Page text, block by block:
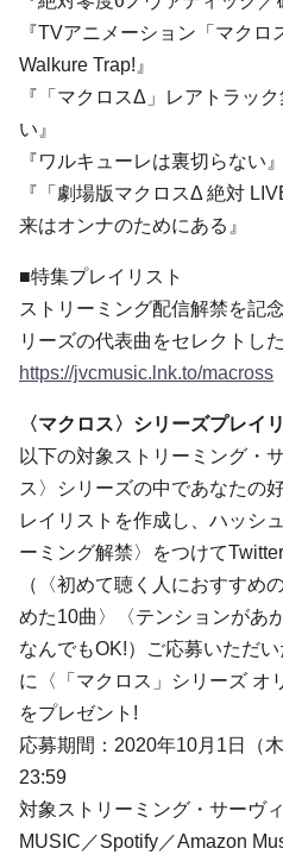
『TVアニメーション「マク
Walkure Trap!』
『「マクロスΔ」レアトラッ
い』
『ワルキューレは裏切らない』
『「劇場版マクロスΔ 絶対
来はオンナのためにある』
■特集プレイリスト
ストリーミング配信解禁を記
リーズの代表曲をセレクトし
https://jvcmusic.lnk.to/macross
〈マクロス〉シリーズプレイ
以下の対象ストリーミング・
ス〉シリーズの中であなたの
レイリストを作成し、ハッシ
ーミング解禁〉をつけて
（〈初めて聴く人におすすめ
めた10曲〉〈テンションがあ
なんでもOK!）ご応募いただ
に〈「マクロス」シリーズ オ
をプレゼント!
応募期間：2020年10月1日（
23:59
対象ストリーミング・サーヴ
MUSIC／Spotify／Amazon